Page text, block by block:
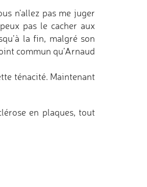
n'allez pas me juger
pas le cacher aux
la fin, malgré son
commun qu’Arnaud
ténacité. Maintenant
en plaques, tout